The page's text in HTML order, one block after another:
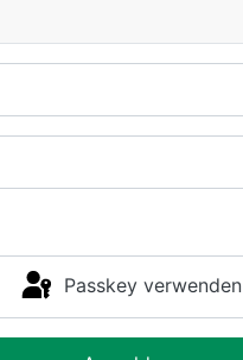
Passkey verwenden